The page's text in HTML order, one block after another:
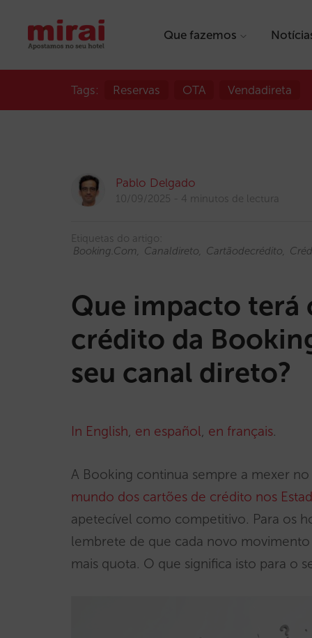
Que fazemos
Tags: Reservas OTA Vendadireta
Pablo Delgado
10/09/2025 4 minutos de lectura
Etiquetas do artigo:
Booking.com
Canaldireto Cartãodecrédito
Que impacto terá
crédito da
seu canal direto?
In English, en español, en français.
A Booking continua sempre a mexer
mundo dos cartões de crédito nos
apetecível como competitivo. Para os
lembrete de que cada novo
mais quota. O que significa isto para o